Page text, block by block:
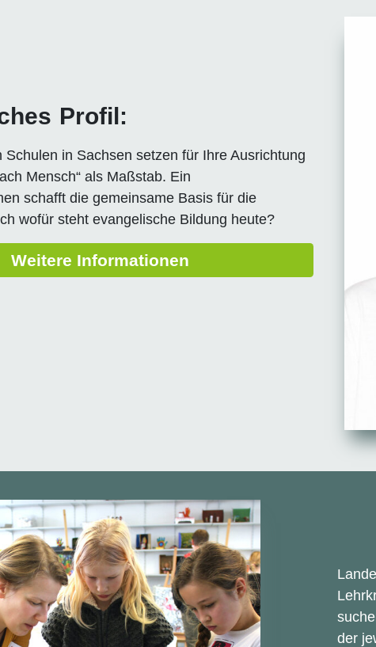
Profil:
Schulen in Sachsen setzen für Ihre Ausrichtung
Mensch“ als Maßstab. Ein
schafft die gemeinsame Basis für die
wofür steht evangelische Bildung heute?
Weitere Informationen
der